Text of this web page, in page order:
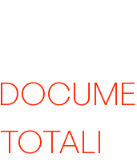
TOTALI